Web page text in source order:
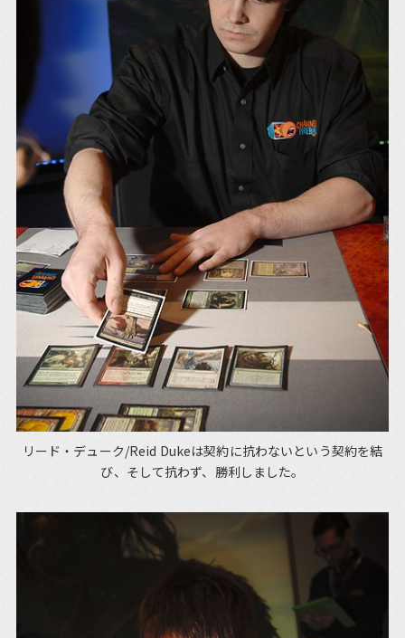
リード・デューク/Reid Dukeは契約に抗わないという契約を結
び、そして抗わず、勝利しました。